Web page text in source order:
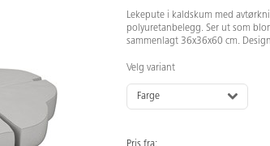
Lekepute i kaldskum med
polyuretanbelegg. Ser ut som
sammenlagt 36x36x60 cm.
Velg variant
Farge